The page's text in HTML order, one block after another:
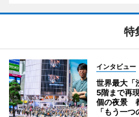
特
インタビュー
世界最大
5階まで再
個の夜景
「もう一つ